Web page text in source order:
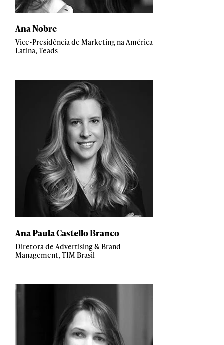
Ana Nobre
Vice-Presidência de Marketing na América
Latina, Teads
Ana Paula Castello Branco
Diretora de Advertising & Brand
Management, TIM Brasil